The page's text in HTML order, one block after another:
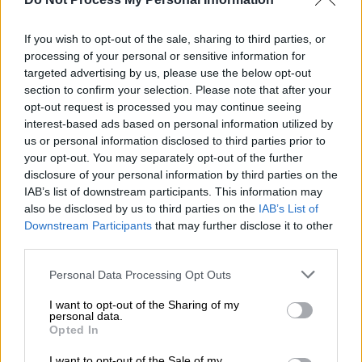
If you wish to opt-out of the sale, sharing to third parties, or
processing of your personal or sensitive information for
targeted advertising by us, please use the below opt-out
section to confirm your selection. Please note that after your
opt-out request is processed you may continue seeing
interest-based ads based on personal information utilized by
us or personal information disclosed to third parties prior to
your opt-out. You may separately opt-out of the further
disclosure of your personal information by third parties on the
IAB’s list of downstream participants. This information may
also be disclosed by us to third parties on the IAB’s List of
Downstream Participants that may further disclose it to other
Please note that this website/app uses one or more Google
not limited to your visit or usage behaviour. You may click to
grant or deny consent to Google and its third-party tags to
use your data for below specified purposes in below Google
consent section.
Personal Data Processing Opt Outs
I want to opt-out of the Sharing of my
personal data.
Opted In
φυλάσσουν αεροδρόμιο στην
Πολωνία
Ελλάδα|03.12.2024 08:35
Καθίζηση σε κεντρικό δρόμο της
Αθήνας - Κυκλοφοριακά προβλήματα
στο κέντρο της πόλης
Η εξέλιξη του καιρού
προς ταανατολικάκαι νοτιά, ο άστατος
καιρόςπεριορίζεται
νότια και εκεί θα έχουμε κάποιες βροχές